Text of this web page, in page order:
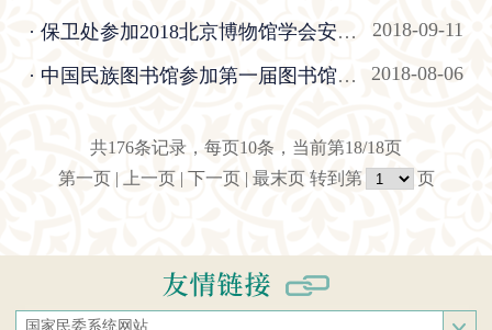
· 保卫处参加2018北京博物馆学会安全专业委员会学术研讨会 2018-09-11
· 中国民族图书馆参加第一届图书馆史编撰研讨会 2018-08-06
共176条记录，每页10条，当前第18/18页
第一页| 上一页| 下一页| 最末页 转到第 页
国家民委系统网站